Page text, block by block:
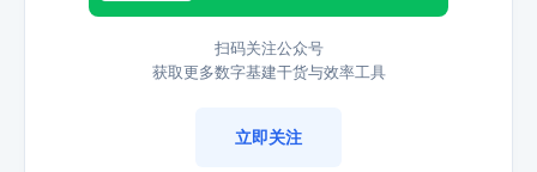
扫码关注公众号
获取更多数字基建干货与效率工具
立即关注